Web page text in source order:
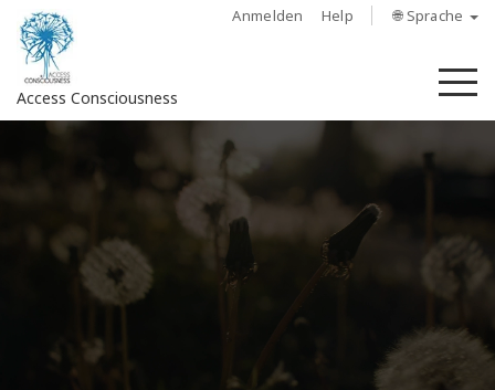
Anmelden Help 🌐 Sprache
Access Consciousness
Konto
Über